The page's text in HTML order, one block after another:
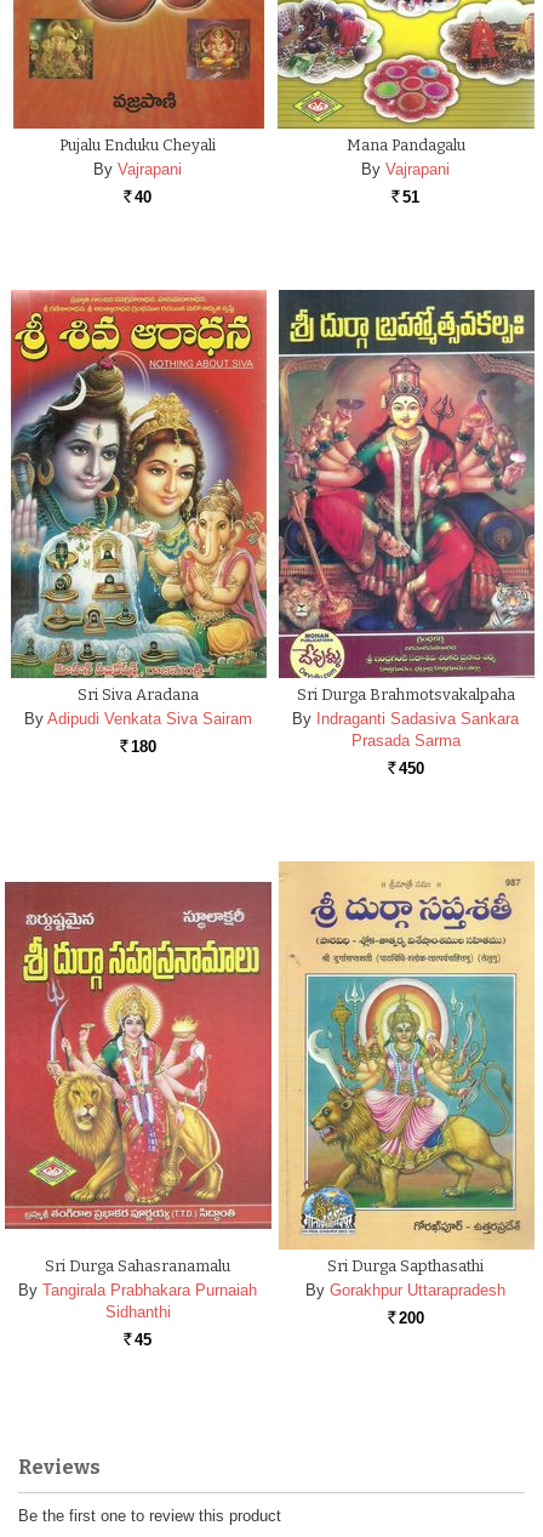
Pujalu Enduku Cheyali
By Vajrapani
Rs. 40
Mana Pandagalu
By Vajrapani
Rs. 51
Sri Siva Aradana
By Adipudi Venkata Siva Sairam
Rs. 180
Sri Durga Brahmotsvakalpaha
By Indraganti Sadasiva Sankara
Prasada Sarma
Rs. 450
Sri Durga Sahasranamalu
By Tangirala Prabhakara Purnaiah
Sidhanthi
Rs. 45
Sri Durga Sapthasathi
By Gorakhpur Uttarapradesh
Rs. 200
Reviews
Be the first one to review this product